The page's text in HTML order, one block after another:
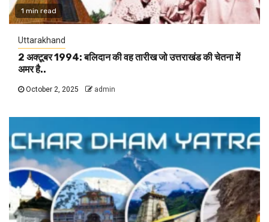
1 min read
Uttarakhand
2 अक्टूबर 1994: बलिदान की वह तारीख जो उत्तराखंड की चेतना में
अमर है..
October 2, 2025 admin